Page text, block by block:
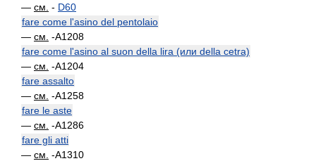
— см. - D60
fare come l'asino del pentolaio
— см. -A1208
fare come l'asino al suon della lira (или della cetra)
— см. -A1204
fare assalto
— см. -A1258
fare le aste
— см. -A1286
fare gli atti
— см. -A1310